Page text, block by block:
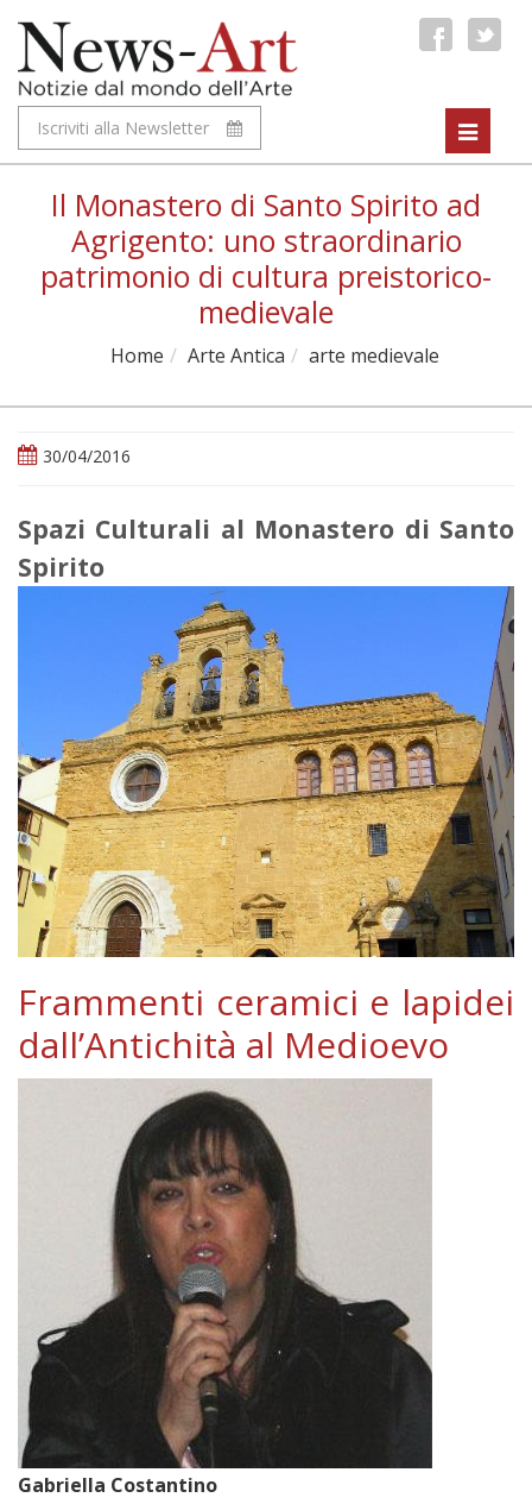
Iscriviti alla Newsletter
Toggle
Il Monastero di Santo Spirito ad
Agrigento: uno straordinario
patrimonio di cultura preistorico-
medievale
Home Arte Antica arte medievale
30/04/2016
Spazi Culturali al Monastero di Santo
Spirito
Frammenti ceramici e lapidei
dall’Antichità al Medioevo
Gabriella Costantino